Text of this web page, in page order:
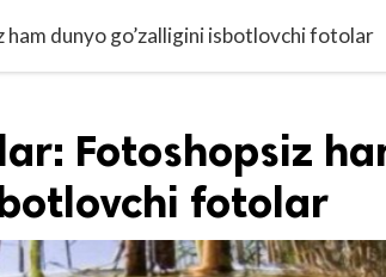
dunyo go’zalligini isbotlovchi fotolar
Fotoshopsiz
fotolar